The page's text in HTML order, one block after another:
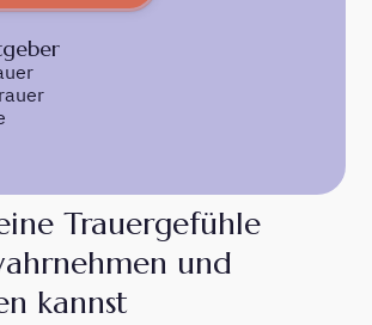
Trauergefühle
und
kannst